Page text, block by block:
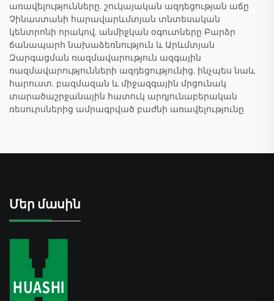
առավելությունները, շուկայական ազդեցության աճը
Չինաստանի հարավարևմտյան տնտեսական
կենտրոնի որակով, անմիջկան օգուտները Բարձր
ճանապարհ նախաձեռնություն և Արևմտյան
Զարգացման ռազմավարություն ազգային
ռազմավարությունների ազդեցությունից, ինչպես նաև
հարուստ, բազմազան և միջազգային մրցունակ
տարածաշրջանային հատուկ արդյունաբերական
ռեսուրսներից ամրագրված բաժնի առավելությունը
Մեր մասին